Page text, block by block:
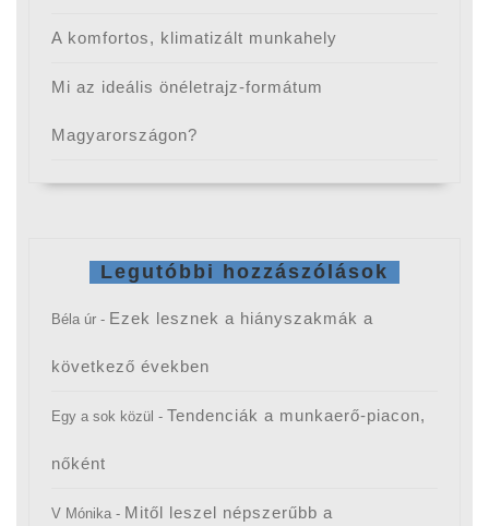
A komfortos, klimatizált munkahely
Mi az ideális önéletrajz-formátum
Magyarországon?
Legutóbbi hozzászólások
Béla úr - Ezek lesznek a hiányszakmák a
következő években
Egy a sok közül - Tendenciák a munkaerő-piacon,
nőként
V Mónika - Mitől leszel népszerűbb a